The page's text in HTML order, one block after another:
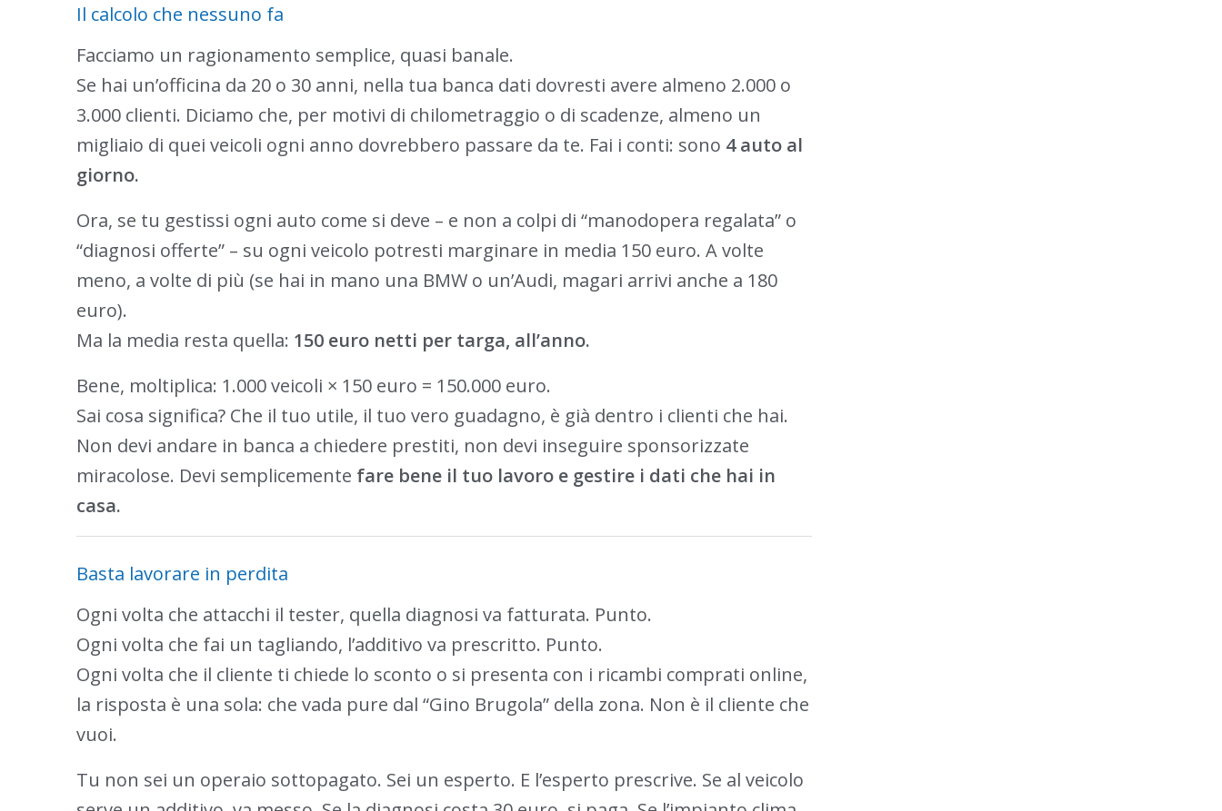
Il calcolo che nessuno fa
Facciamo un ragionamento semplice, quasi banale.
Se hai un’officina da 20 o 30 anni, nella tua banca dati dovresti avere almeno 2.000 o
3.000 clienti. Diciamo che, per motivi di chilometraggio o di scadenze, almeno un
migliaio di quei veicoli ogni anno dovrebbero passare da te. Fai i conti: sono 4 auto al
giorno.
Ora, se tu gestissi ogni auto come si deve – e non a colpi di “manodopera regalata” o
“diagnosi offerte” – su ogni veicolo potresti marginare in media 150 euro. A volte
meno, a volte di più (se hai in mano una BMW o un’Audi, magari arrivi anche a 180
euro).
Ma la media resta quella: 150 euro netti per targa, all’anno.
Bene, moltiplica: 1.000 veicoli × 150 euro = 150.000 euro.
Sai cosa significa? Che il tuo utile, il tuo vero guadagno, è già dentro i clienti che hai.
Non devi andare in banca a chiedere prestiti, non devi inseguire sponsorizzate
miracolose. Devi semplicemente fare bene il tuo lavoro e gestire i dati che hai in
casa.
Basta lavorare in perdita
Ogni volta che attacchi il tester, quella diagnosi va fatturata. Punto.
Ogni volta che fai un tagliando, l’additivo va prescritto. Punto.
Ogni volta che il cliente ti chiede lo sconto o si presenta con i ricambi comprati online,
la risposta è una sola: che vada pure dal “Gino Brugola” della zona. Non è il cliente che
vuoi.
Tu non sei un operaio sottopagato. Sei un esperto. E l’esperto prescrive. Se al veicolo